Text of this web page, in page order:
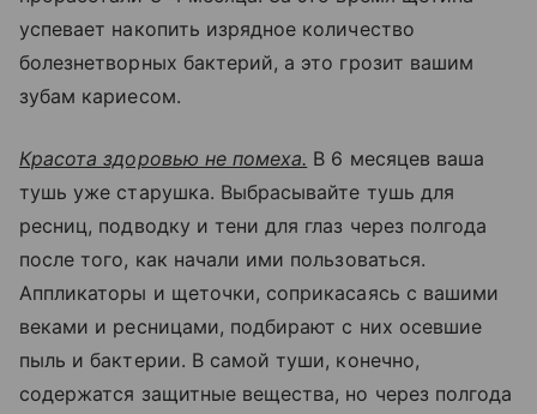
успевает накопить изрядное количество
болезнетворных бактерий, а это грозит вашим
зубам кариесом.
Красота здоровью не помеха. В 6 месяцев ваша
тушь уже старушка. Выбрасывайте тушь для
ресниц, подводку и тени для глаз через полгода
после того, как начали ими пользоваться.
Аппликаторы и щеточки, соприкасаясь с вашими
веками и ресницами, подбирают с них осевшие
пыль и бактерии. В самой туши, конечно,
содержатся защитные вещества, но через полгода